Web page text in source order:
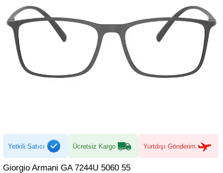
Yetkili Satıcı Ücretsiz Kargo Yurtdışı Gönderim
Giorgio Armani GA 7244U 5060 55